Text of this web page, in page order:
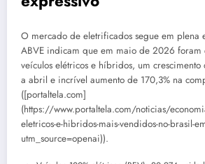
O mercado de eletrificados segue em plena
ABVE indicam que em maio de 2026 foram
veículos elétricos e híbridos, um crescimento
a abril e incrível aumento de 170,3% na
([portaltela.com]
(https://www.portaltela.com/noticias/
eletricos-e-hibridos-mais-vendidos-no-brasil-
utm_source=openai)).